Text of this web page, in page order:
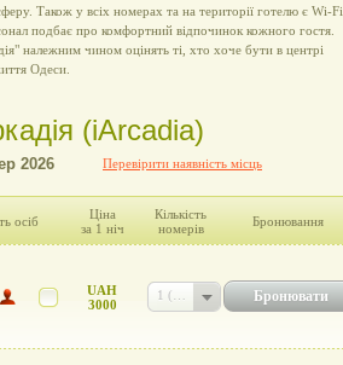
Також у всіх номерах та на території готелю є Wi-Fi.
подбає про комфортний відпочинок кожного гостя.
належним чином оцінять ті, хто хоче бути в центрі
Одеси.
(iArcadia)
Перевірити наявність місць
осіб
Ціна
за 1 ніч
Кількість
номерів
Бронювання
UAH
3000
Бронювати